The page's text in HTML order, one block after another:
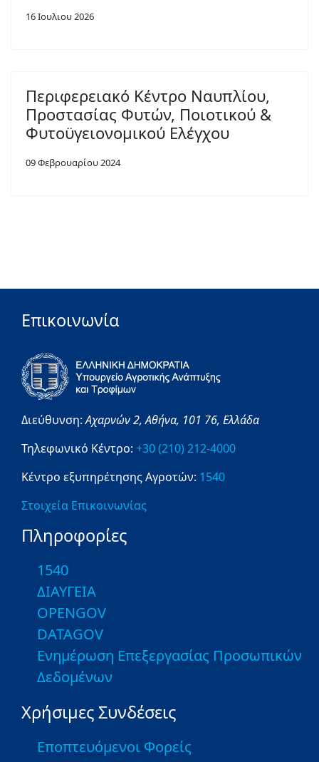
16 Ιουλιου 2026
Περιφερειακό Κέντρο Ναυπλίου,
Προστασίας Φυτών, Ποιοτικού &
Φυτοϋγειονομικού Ελέγχου
09 Φεβρουαρίου 2024
Επικοινωνία
Διεύθυνση:Αχαρνών 2,Αθήνα, 101 76, Ελλάδα
Τηλεφωνικό Κέντρο: +30 (210) 212-4000
Κέντρο εξυπηρέτησης Αγροτών: 1540
Στοιχεία Επικοινωνίας
Πληροφορίες
1540
ΔΙΑΥΓΕΙΑ
OPENGOV
DATAGOV
Ενημέρωση Επεξεργασίας Προσωπικών
Δεδομένων
Χρήσιμες Συνδέσεις
Εποπτευόμενοι Φορείς